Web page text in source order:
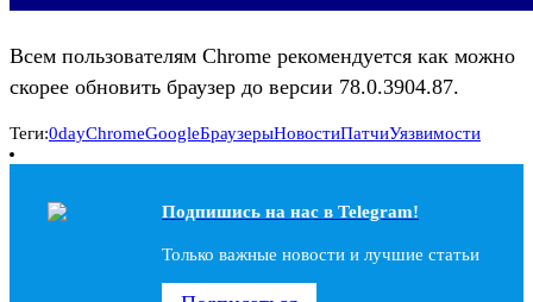
Всем пользователям Chrome рекомендуется как можно
скорее обновить браузер до версии 78.0.3904.87.
Теги:0dayChromeGoogleБраузерыНовостиПатчиУязвимости
Подпишись на наc в Telegram!
Только важные новости и лучшие статьи